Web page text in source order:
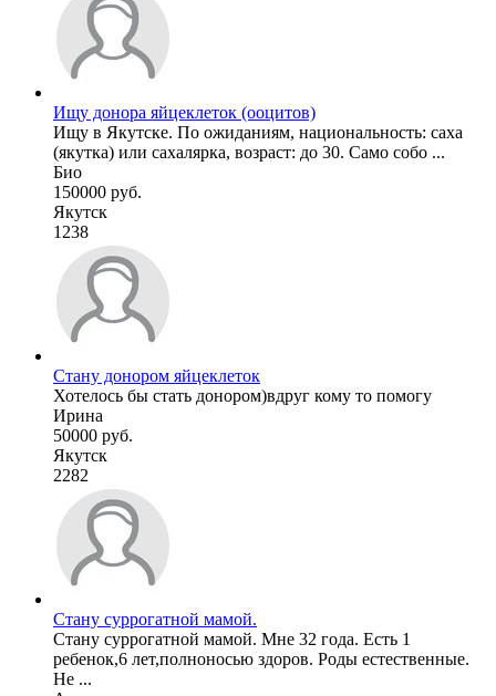
Ищу донора яйцеклеток (ооцитов)
Ищу в Якутске. По ожиданиям, национальность: саха
(якутка) или сахалярка, возраст: до 30. Само собо ...
Био
150000 руб.
Якутск
1238
Стану донором яйцеклеток
Хотелось бы стать донором)вдруг кому то помогу
Ирина
50000 руб.
Якутск
2282
Стану суррогатной мамой.
Стану суррогатной мамой. Мне 32 года. Есть 1
ребенок,6 лет,полноносью здоров. Роды естественные.
Не ...